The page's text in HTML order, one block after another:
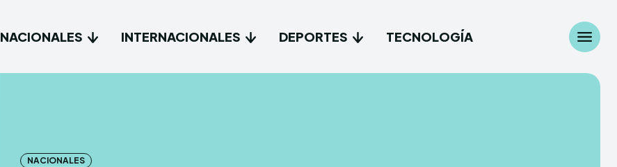
NACIONALES INTERNACIONALES DEPORTES TECNOLOGÍA
NACIONALES